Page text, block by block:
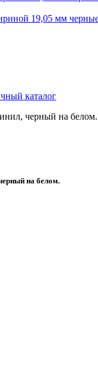
каталог
черный на белом.
на белом.